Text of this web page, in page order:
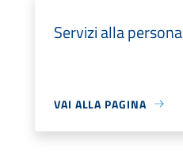
Servizi alla persona
VAI ALLA PAGINA